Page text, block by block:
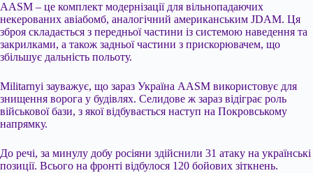
AASM – це комплект модернізації для вільнопадаючих
некерованих авіабомб, аналогічний американським JDAM. Ця
зброя складається з передньої частини із системою наведення та
закрилками, а також задньої частини з прискорювачем, що
збільшує дальність польоту.
Militarnyi зауважує, що зараз Україна AASM використовує для
знищення ворога у будівлях. Селидове ж зараз відіграє роль
військової бази, з якої відбувається наступ на Покровському
напрямку.
До речі, за минулу добу росіяни здійснили 31 атаку на українські
позиції. Всього на фронті відбулося 120 бойових зіткнень.